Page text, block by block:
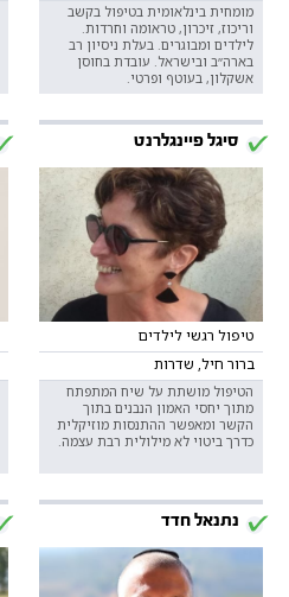
מומחית בינלאומית בטיפול בקשב
וריכוז, זיכרון, טראומה וחרדות.
לילדים ומבוגרים. בעלת ניסיון רב
בארה״ב ובישראל. עובדת בחוסן
אשקלון, בעוטף ופרטי.
סיגל פיינגלרנט
טיפול רגשי לילדים
ברור חיל, שדרות
הטיפול מושתת על שיח המתפתח
מתוך יחסי האמון הנבנים בתוך
הקשר ומאפשר ההתנסות מוזיקלית
כדרך ביטוי לא מילולית רבת עצמה.
נתנאל חדד